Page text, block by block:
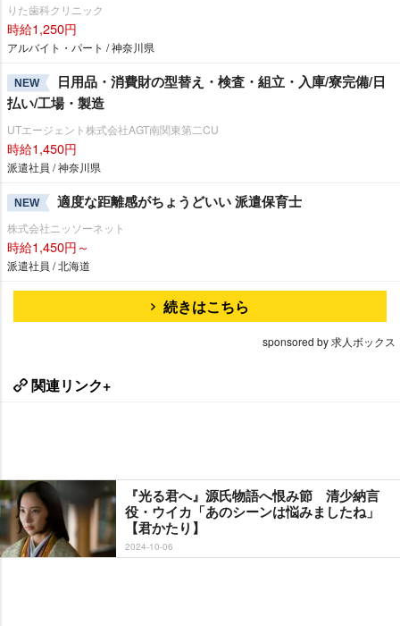
りた歯科クリニック
時給1,250円
アルバイト・パート / 神奈川県
NEW
日用品・消費財の型替え・検査・組立・入庫/寮完備/日
払い/工場・製造
UTエージェント株式会社AGT南関東第二CU
時給1,450円
派遣社員 / 神奈川県
NEW 適度な距離感がちょうどいい 派遣保育士
株式会社ニッソーネット
時給1,450円～
派遣社員 / 北海道
続きはこちら
sponsored by 求人ボックス
関連リンク+
『光る君へ』源氏物語へ恨み節 清少納言
役・ウイカ「あのシーンは悩みましたね」
【君かたり】
2024-10-06